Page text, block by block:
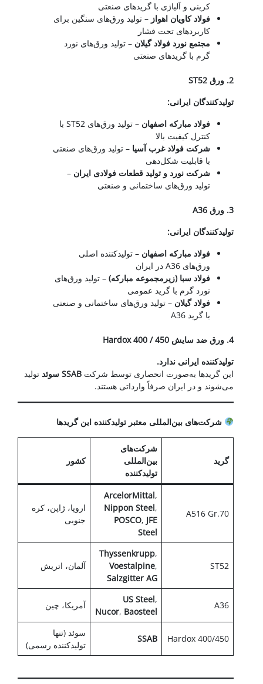
کربنی و آلیاژی با گریدهای صنعتی
فولاد کاویان اهواز – تولید ورق‌های سنگین برای
کاربردهای تحت فشار
مجتمع نورد فولاد گیلان – تولید ورق‌های نورد
گرم با گریدهای صنعتی
2. ورق
تولیدکنندگان ایرانی:
فولاد مبارکه اصفهان
– تولید ورق‌های ST52 با
کنترل کیفیت بالا
شرکت فولاد غرب آسیا – تولید ورق‌های صنعتی
با قابلیت شکل‌دهی
شرکت نورد و تولید قطعات فولادی ایران –
تولید ورق‌های ساختمانی و صنعتی
3. ورق
تولیدکنندگان ایرانی:
فولاد مبارکه اصفهان – تولیدکننده اصلی
ورق‌های A36 در ایران
فولاد سبا (زیرمجموعه مبارکه) – تولید ورق‌های
نورد گرم با گرید عمومی
فولاد گیلان – تولید ورق‌های ساختمانی و صنعتی
با گرید A36
4. ورق ضد سایش
تولیدکننده ایرانی ندارد.
این گریدها به‌صورت انحصاری توسط شرکت SSAB سوئد تولید
می‌شوند و در ایران صرفاً وارداتی هستند.
شرکت‌های بین‌المللی معتبر تولیدکننده این گریدها
گرید
شرکت‌های
بین‌المللی
تولیدکننده
کشور
A516 Gr.70
ArcelorMittal,
Nippon Steel,
POSCO, JFE
Steel
اروپا، ژاپن، کره
جنوبی
ST52
Thyssenkrupp,
Voestalpine,
Salzgitter AG
آلمان، اتریش
A36
US Steel,
Nucor, Baosteel
آمریکا، چین
Hardox 400/450
SSAB
سوئد (تنها
تولیدکننده رسمی)